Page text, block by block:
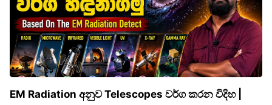
EM Radiation අනුව Telescopes වර්ග කරන විදිහ |